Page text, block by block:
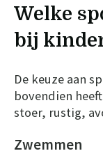
Welke
bij
De keuze aan
bovendien
stoer, rustig,
Zwemmen